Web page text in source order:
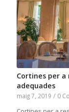
Cortines per
adequades
maig 7, 2019 / 0